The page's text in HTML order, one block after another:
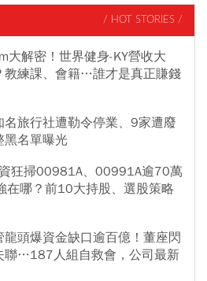
/ HOT STORIES /
大解密！世界健身-KY營收大
教練課、會籍…誰才是真正賺錢
旅行社遭勒令停業、9家遭廢
名單曝光
狂掃00981A、00991A逾70萬
在哪？前10大持股、選股策略
頭爆資金缺口逾百億！董座閃
聯…187人組自救會，公司最新